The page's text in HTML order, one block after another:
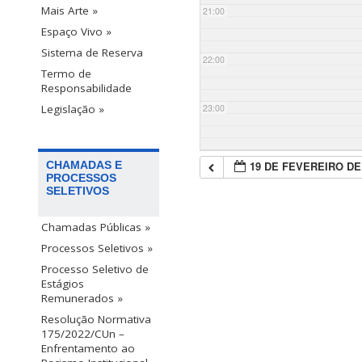
Mais Arte »
Espaço Vivo »
Sistema de Reserva
Termo de
Responsabilidade
Legislação »
CHAMADAS E
PROCESSOS
SELETIVOS
Chamadas Públicas »
Processos Seletivos »
Processo Seletivo de
Estágios
Remunerados »
Resolução Normativa
175/2022/CUn –
Enfrentamento ao
21:00
22:00
23:00
19 DE FEVEREIRO